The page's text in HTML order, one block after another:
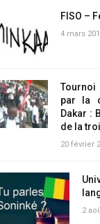
FISO –
4 mars
par la
Dakar :
de la
20 février
2